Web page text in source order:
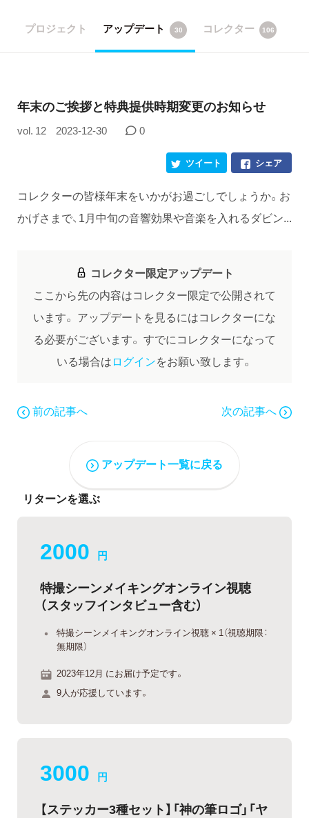
プロジェクト アップデート 30 コレクター 106
年末のご挨拶と特典提供時期変更のお知らせ
vol. 12 2023-12-30 0
シェア
ツイート
コレクターの皆様年末をいかがお過ごしでしょうか。お
かげさまで、1月中旬の音響効果や音楽を入れるダビン...
コレクター限定アップデート
ここから先の内容はコレクター限定で公開されて
います。 アップデートを見るにはコレクターにな
る必要がございます。 すでにコレクターになって
いる場合はログインをお願い致します。
前の記事へ 次の記事へ
アップデート一覧に戻る
リターンを選ぶ
2000 円
特撮シーンメイキングオンライン視聴
（スタッフインタビュー含む）
特撮シーンメイキングオンライン視聴 × 1（視聴期限：
無期限）
2023年12月 にお届け予定です。
9人が応援しています。
3000 円
【ステッカー3種セット】「神の筆ロゴ」「ヤ